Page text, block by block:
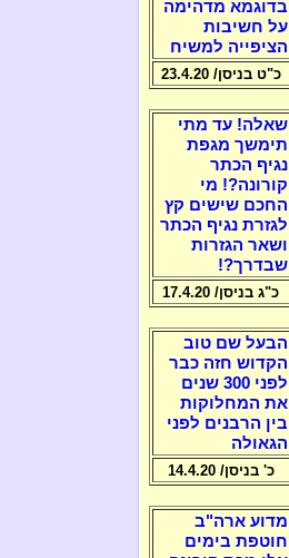
בדוגמא מדהימה
על חשיבות
הציפייה למשיח
כ"ט בניסן/ 23.4.20
שאלה! עד מתי
תימשך מגפת
נגיף הכתר
קורונה?! מי
החכם שישים קץ
לגזרת נגיף הכתר
ושאר הגזרות
שבדרך?!
כ"ג בניסן/ 17.4.20
הבעל שם טוב
הקדוש חזה כבר
לפני 300 שנים
את המחלוקות
בין הרבנים לפני
הגאולה
כ' בניסן/ 14.4.20
מדוע ארה"ב
חוטפת בימים